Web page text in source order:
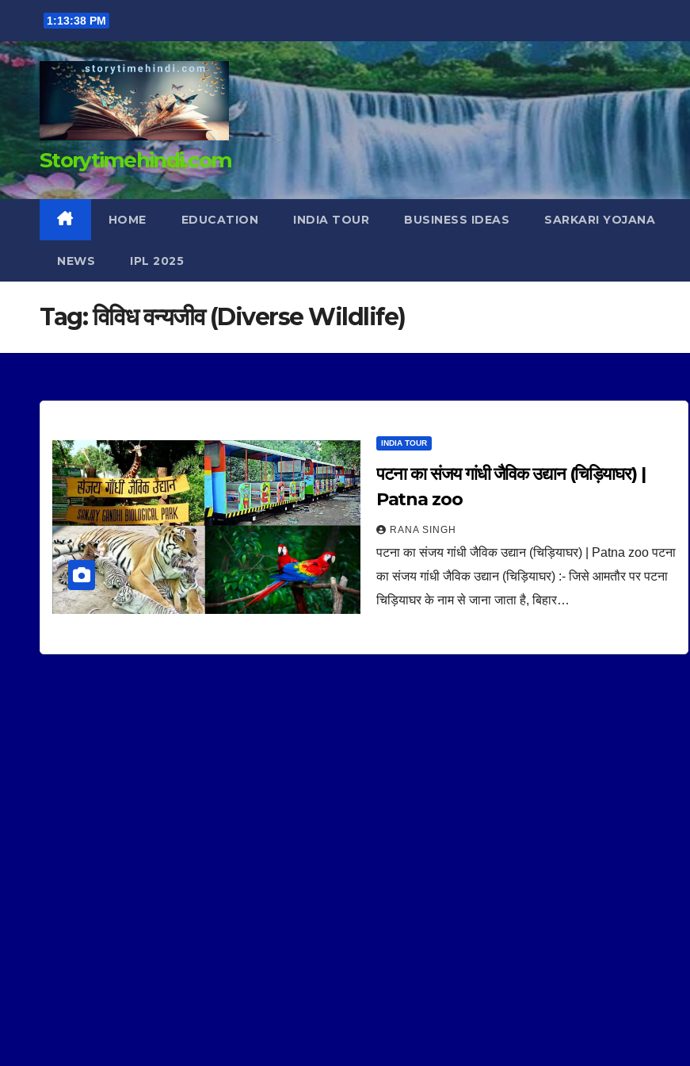
content
1:13:39 PM
Storytimehindi.com
HOME EDUCATION INDIA TOUR BUSINESS IDEAS SARKARI YOJANA
NEWS IPL 2025
Tag:विविध वन्यजीव (Diverse Wildlife)
INDIA TOUR
पटना का संजय गांधी जैविक उद्यान (चिड़ियाघर) |
Patna zoo
RANA SINGH
पटना का संजय गांधी जैविक उद्यान (चिड़ियाघर) | Patna zoo पटना
का संजय गांधी जैविक उद्यान (चिड़ियाघर) :- जिसे आमतौर पर पटना
चिड़ियाघर के नाम से जाना जाता है, बिहार…